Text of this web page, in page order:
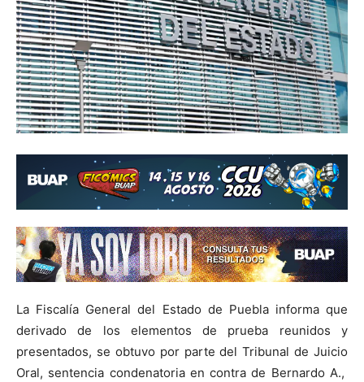
La Fiscalía General del Estado de Puebla informa que
derivado de los elementos de prueba reunidos y
presentados, se obtuvo por parte del Tribunal de Juicio
Oral, sentencia condenatoria en contra de Bernardo A.,